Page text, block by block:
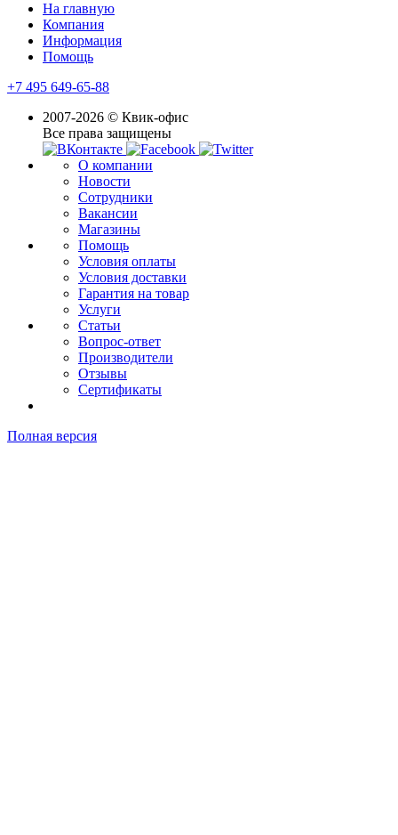
На главную
Компания
Информация
Помощь
+7 495 649-65-88
2007-2026 © Квик-офис
Все права защищены
О компании
Новости
Сотрудники
Вакансии
Магазины
Помощь
Условия оплаты
Условия доставки
Гарантия на товар
Услуги
Статьи
Вопрос-ответ
Производители
Отзывы
Сертификаты
Полная версия